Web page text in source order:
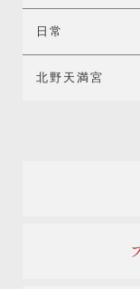
日常
北野天満宮